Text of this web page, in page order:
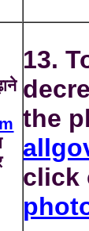
13.
the
click